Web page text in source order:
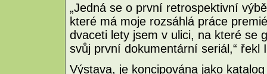
„Jedná se o první retrospektivní
které má moje rozsáhlá práce
dvaceti lety jsem v ulici, na které se
svůj první dokumentární seriál,“ řekl
Výstava, je koncipována jako